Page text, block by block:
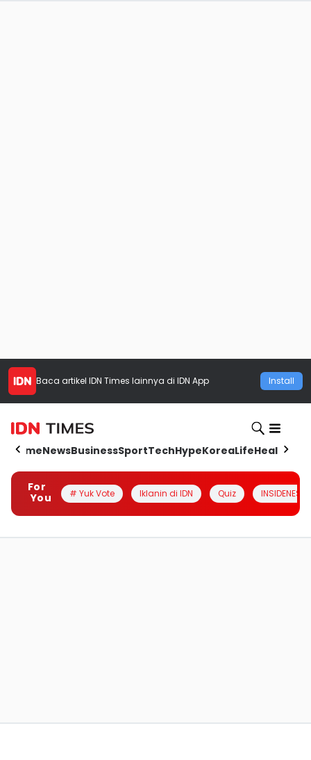
Baca artikel IDN Times lainnya di IDN App Install
HomeNewsBusinessSportTechHypeKoreaLifeHealth
For
You
# Yuk Vote Iklanin di IDN Quiz INSIDENESIA